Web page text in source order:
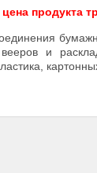
продукта
и